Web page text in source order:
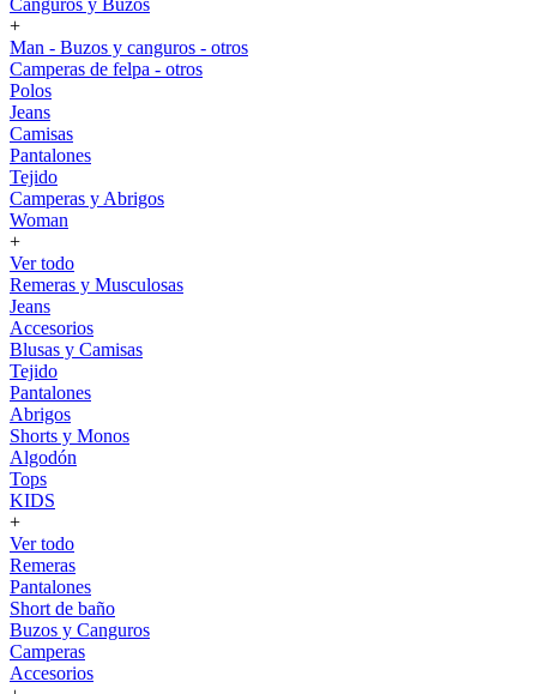
Canguros y Buzos
+
Man - Buzos y canguros - otros
Camperas de felpa - otros
Polos
Jeans
Camisas
Pantalones
Tejido
Camperas y Abrigos
Woman
+
Ver todo
Remeras y Musculosas
Jeans
Accesorios
Blusas y Camisas
Tejido
Pantalones
Abrigos
Shorts y Monos
Algodón
Tops
KIDS
+
Ver todo
Remeras
Pantalones
Short de baño
Buzos y Canguros
Camperas
Accesorios